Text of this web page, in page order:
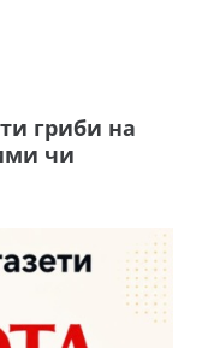
гриби на
чи